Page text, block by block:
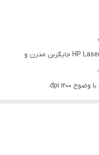
چاپگر استوک HP LaserJet Enterprise M507dn جایگزین مدرن و